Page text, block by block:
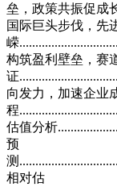
垒，政策共振促成
国际巨头步伐，先
嵘
构筑盈利壁垒，赛
证
向发力，加速企业
程
估值分析
预
测
相对估